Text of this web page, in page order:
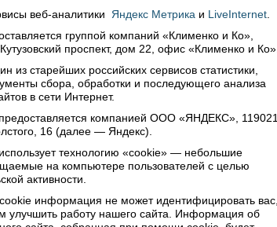
веб-аналитики Яндекс Метрика и LiveInternet
группой компаний «Клименко и Ко»,
проспект, дом 22, офис «Клименко и Ко».
старейших российских сервисов статистики,
сбора, обработки и последующего анализа
в сети Интернет.
компанией ООО «ЯНДЕКС», 119021,
16 (далее — Яндекс).
технологию «cookie» — небольшие
на компьютере пользователей с целью
активности.
информация не может идентифицировать вас,
улучшить работу нашего сайта. Информация об